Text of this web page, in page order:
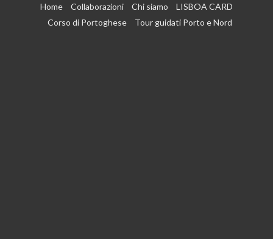
Home Collaborazioni Chi siamo
LISBOA CARD
Corso di Portoghese
Tour guidati Porto e Nord